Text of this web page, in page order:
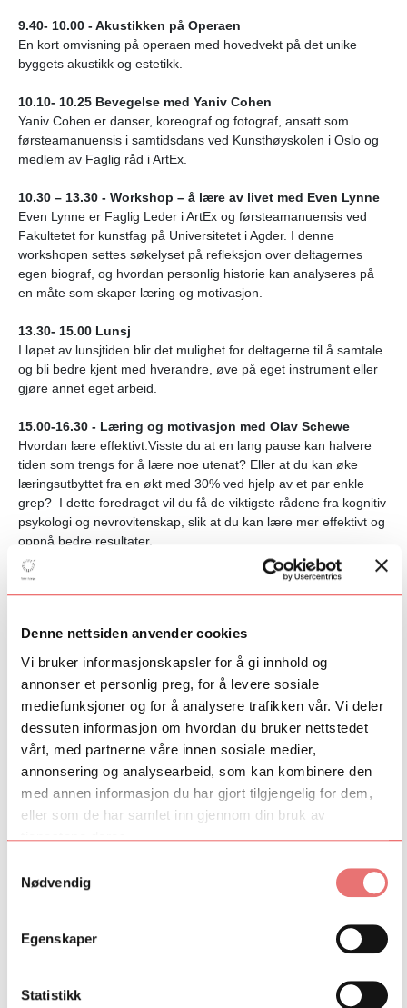
Denne nettsiden anvender cookies
Vi bruker informasjonskapsler for å gi innhold og
annonser et personlig preg, for å levere sosiale
mediefunksjoner og for å analysere trafikken vår. Vi deler
dessuten informasjon om hvordan du bruker nettstedet
vårt, med partnerne våre innen sosiale medier,
annonsering og analysearbeid, som kan kombinere den
med annen informasjon du har gjort tilgjengelig for dem,
eller som de har samlet inn gjennom din bruk av
tjenestene deres.
Nødvendig
Egenskaper
Statistikk
9.40- 10.00 - Akustikken på Operaen
En kort omvisning på operaen med hovedvekt på det unike
byggets akustikk og estetikk.
10.10- 10.25 Bevegelse med Yaniv Cohen
Yaniv Cohen er danser, koreograf og fotograf, ansatt som
førsteamanuensis i samtidsdans ved Kunsthøyskolen i Oslo og
medlem av Faglig råd i ArtEx.
10.30 – 13.30 - Workshop – å lære av livet med Even Lynne
Even Lynne er Faglig Leder i ArtEx og førsteamanuensis ved
Fakultetet for kunstfag på Universitetet i Agder. I denne
workshopen settes søkelyset på refleksjon over deltagernes
egen biograf, og hvordan personlig historie kan analyseres på
en måte som skaper læring og motivasjon.
13.30- 15.00 Lunsj
I løpet av lunsjtiden blir det mulighet for deltagerne til å samtale
og bli bedre kjent med hverandre, øve på eget instrument eller
gjøre annet eget arbeid.
15.00-16.30 - Læring og motivasjon med Olav Schewe
Hvordan lære effektivt.Visste du at en lang pause kan halvere
tiden som trengs for å lære noe utenat? Eller at du kan øke
læringsutbyttet fra en økt med 30% ved hjelp av et par enkle
grep? I dette foredraget vil du få de viktigste rådene fra kognitiv
psykologi og nevrovitenskap, slik at du kan lære mer effektivt og
oppnå bedre resultater.
Olav Schewe er forfatter av boka Superstudent - en bok som
har solgt over 25 000 eksemplarer i Norge og blitt oversatt til 16
medlem av European Association for Research on Learning and
Instruction. Olav har en mastergrad fra University of Oxford og
har tidligere blogget for Dagens Næringsliv
Pause 16.30- 16.45
16.45- 18.00 - ArtEx-deltagerne deler
David, Fredrik og Carl Martin har forberedt læringshistorier fra
eget liv, og vil i denne sesjonen dele dem med resten av
deltagerne i ArtEx.
18.30 - Middag på Døgnvill Bjørvika
PROGRAM DAG 2
(Hovedinngangen)
Dagen begynner med en treningsøkt i klassisk ballett for alle